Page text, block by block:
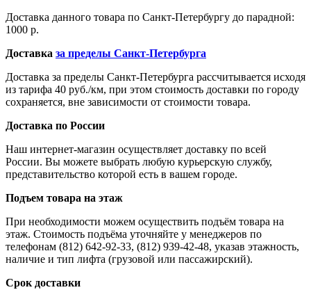
Доставка данного товара по Санкт-Петербургу до парадной:
1000 р.
Доставка за пределы Санкт-Петербурга
Доставка за пределы Санкт-Петербурга рассчитывается исходя
из тарифа 40 руб./км, при этом стоимость доставки по городу
сохраняется, вне зависимости от стоимости товара.
Доставка по России
Наш интернет-магазин осуществляет доставку по всей
России. Вы можете выбрать любую курьерскую службу,
представительство которой есть в вашем городе.
Подъем товара на этаж
При необходимости можем осуществить подъём товара на
этаж. Стоимость подъёма уточняйте у менеджеров по
телефонам (812) 642-92-33, (812) 939-42-48, указав этажность,
наличие и тип лифта (грузовой или пассажирский).
Срок доставки